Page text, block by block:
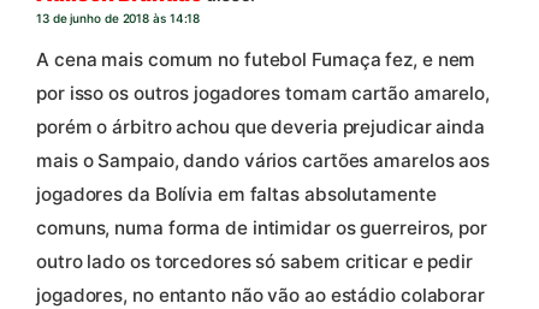
13 de junho de 2018 às 14:18
A cena mais comum no futebol Fumaça fez, e nem
por isso os outros jogadores tomam cartão amarelo,
porém o árbitro achou que deveria prejudicar ainda
mais o Sampaio, dando vários cartões amarelos aos
jogadores da Bolívia em faltas absolutamente
comuns, numa forma de intimidar os guerreiros, por
outro lado os torcedores só sabem criticar e pedir
jogadores, no entanto não vão ao estádio colaborar